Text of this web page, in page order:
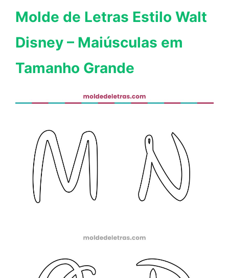
Molde de Letras Estilo Walt
Disney – Maiúsculas em
Tamanho Grande